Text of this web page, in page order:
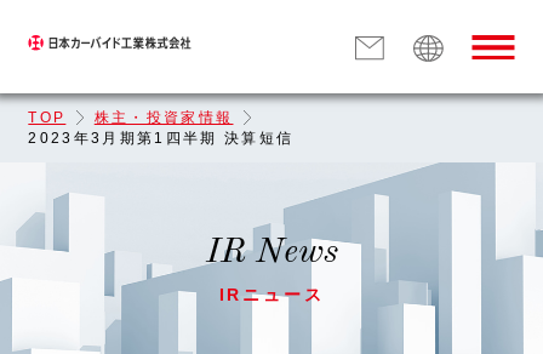
TOP
株主・投資家情報
2023年3月期第1四半期 決算短信
IR News
IRニュース